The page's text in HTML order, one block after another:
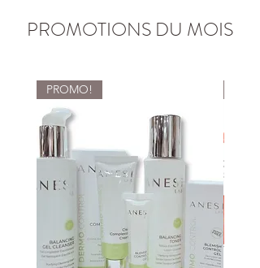
PROMOTIONS DU MOIS
PROMO!